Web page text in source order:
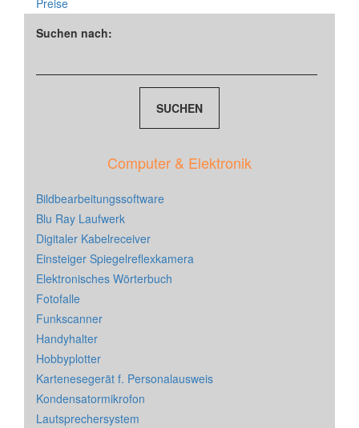
Suchen nach:
Computer & Elektronik
Bildbearbeitungssoftware
Blu Ray Laufwerk
Digitaler Kabelreceiver
Einsteiger Spiegelreflexkamera
Elektronisches Wörterbuch
Fotofalle
Funkscanner
Handyhalter
Hobbyplotter
Kartenesegerät f. Personalausweis
Kondensatormikrofon
Lautsprechersystem